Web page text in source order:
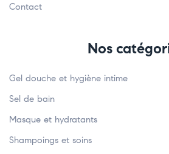
Contact
Nos
Gel douche et hygiène intime
Sel de bain
Masque et hydratants
Shampoings et soins